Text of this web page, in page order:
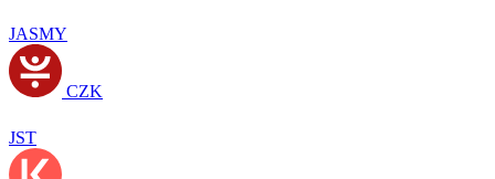
JASMY
CZK
JST